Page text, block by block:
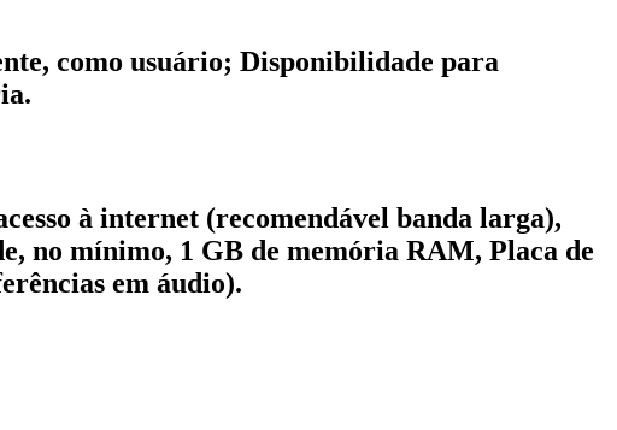
como usuário; Disponibilidade para
à internet (recomendável banda larga),
no mínimo, 1 GB de memória RAM, Placa de
em áudio).